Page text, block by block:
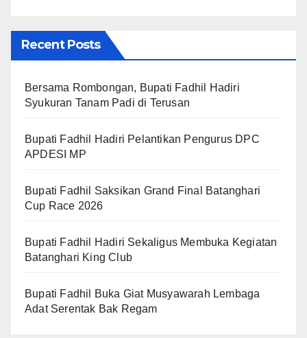
Recent Posts
Bersama Rombongan, Bupati Fadhil Hadiri
Syukuran Tanam Padi di Terusan
Bupati Fadhil Hadiri Pelantikan Pengurus DPC
APDESI MP
Bupati Fadhil Saksikan Grand Final Batanghari
Cup Race 2026
Bupati Fadhil Hadiri Sekaligus Membuka Kegiatan
Batanghari King Club
Bupati Fadhil Buka Giat Musyawarah Lembaga
Adat Serentak Bak Regam